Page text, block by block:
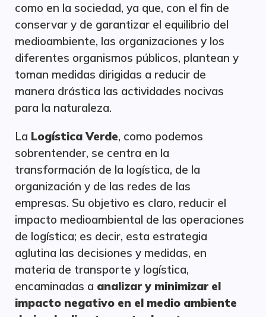
como en la sociedad, ya que, con el fin de
conservar y de garantizar el equilibrio del
medioambiente, las organizaciones y los
diferentes organismos públicos, plantean y
toman medidas dirigidas a reducir de
manera drástica las actividades nocivas
para la naturaleza.
La Logística Verde, como podemos
sobrentender, se centra en la
transformación de la logística, de la
organización y de las redes de las
empresas. Su objetivo es claro, reducir el
impacto medioambiental de las operaciones
de logística; es decir, esta estrategia
aglutina las decisiones y medidas, en
materia de transporte y logística,
encaminadas a analizar y minimizar el
impacto negativo en el medio ambiente